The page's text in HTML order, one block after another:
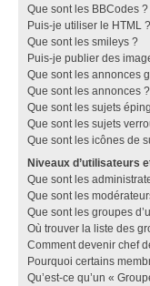
Que sont les BBCodes ?
Puis-je utiliser le HTML ?
Que sont les smileys ?
Puis-je publier des
Que sont les annonces
Que sont les annonces ?
Que sont les sujets
Que sont les sujets
Que sont les icônes de
Niveaux d’utilisateurs
Que sont les
Que sont les
Que sont les groupes
Où trouver la liste des
Comment devenir chef
Pourquoi certains
Qu’est-ce qu’un «